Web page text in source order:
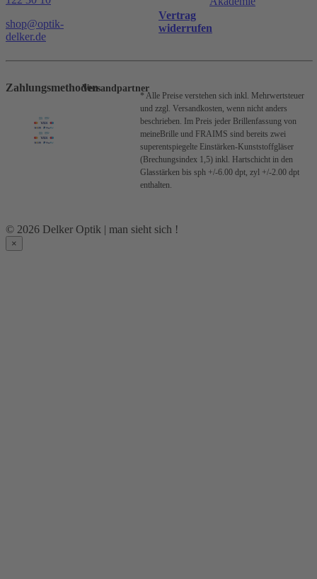
shop@optik-
delker.de
Vertrag
widerrufen
ZahlungsmethodenVersandpartner
* Alle Preise verstehen sich inkl. Mehrwertsteuer
und zzgl. Versandkosten, wenn nicht anders
beschrieben. Im Preis jeder Brillenfassung von
meineBrille und FRAIMS sind bereits zwei
superentspiegelte Einstärken-Kunststoffgläser
(Brechungsindex 1,5) inkl. Hartschicht in den
Glasstärken bis sph +/-6.00 dpt, zyl +/-2.00 dpt
enthalten.
© 2026 Delker Optik | man sieht sich !
×